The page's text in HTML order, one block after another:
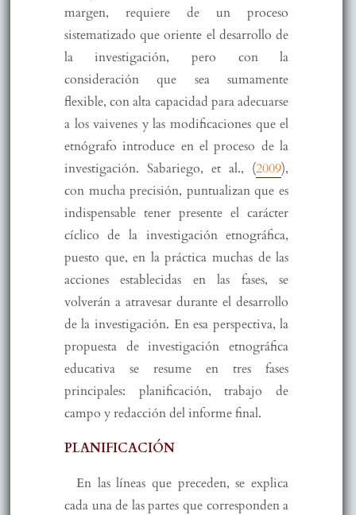
margen, requiere de un proceso
sistematizado que oriente el desarrollo de
la investigación, pero con la
consideración que sea sumamente
flexible, con alta capacidad para adecuarse
a los vaivenes y las modificaciones que el
etnógrafo introduce en el proceso de la
investigación. Sabariego, et al., (2009),
con mucha precisión, puntualizan que es
indispensable tener presente el carácter
cíclico de la investigación etnográfica,
puesto que, en la práctica muchas de las
acciones establecidas en las fases, se
volverán a atravesar durante el desarrollo
de la investigación. En esa perspectiva, la
propuesta de investigación etnográfica
educativa se resume en tres fases
principales: planificación, trabajo de
campo y redacción del informe final.
PLANIFICACIÓN
En las líneas que preceden, se explica
cada una de las partes que corresponden a